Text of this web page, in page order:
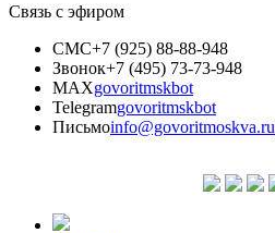
Связь с эфиром
СМС+7 (925) 88-88-948
Звонок+7 (495) 73-73-948
MAXgovoritmskbot
Telegramgovoritmskbot
Письмоinfo@govoritmoskva.ru